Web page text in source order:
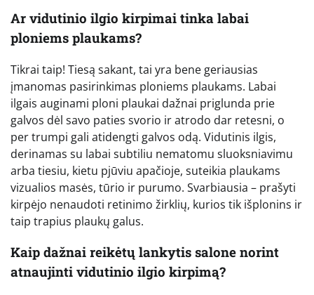
Ar vidutinio ilgio kirpimai tinka labai
ploniems plaukams?
Tikrai taip! Tiesą sakant, tai yra bene geriausias
įmanomas pasirinkimas ploniems plaukams. Labai
ilgais auginami ploni plaukai dažnai priglunda prie
galvos dėl savo paties svorio ir atrodo dar retesni, o
per trumpi gali atidengti galvos odą. Vidutinis ilgis,
derinamas su labai subtiliu nematomu sluoksniavimu
arba tiesiu, kietu pjūviu apačioje, suteikia plaukams
vizualios masės, tūrio ir purumo. Svarbiausia – prašyti
kirpėjo nenaudoti retinimo žirklių, kurios tik išplonins ir
taip trapius plaukų galus.
Kaip dažnai reikėtų lankytis salone norint
atnaujinti vidutinio ilgio kirpimą?